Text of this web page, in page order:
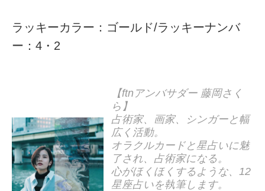
ラッキーカラー：ゴールド/ラッキーナンバ
ー：4・2
【ftnアンバサダー 藤岡さく
ら】
占術家、画家、シンガーと幅
広く活動。
オラクルカードと星占いに魅
了され、占術家になる。
心がほくほくするような、12
星座占いを執筆します。